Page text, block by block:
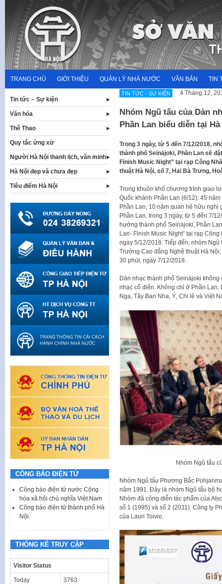
content
TRANG CHỦ GIỚI THIỆU QUẢN LÝ NHÀ NƯỚC VĂN BẢN TIN
TIN TỨC - SỰ KIỆN 4 Tháng 12,
Nhóm Ngũ tấu của Dàn
Phần Lan biểu diễn tại
Trong 3 ngày, từ 5 đến 7/12/2018,
thành phố Seinäjoki, Phần Lan sẽ
Finish Music Night” tại rạp Công
thuật Hà Nội, số 7, Hai Bà Trưng,
Trong khuôn khổ chương trình giao
Quốc khánh Phần Lan (6/12); 45
Phần Lan; 10 năm quan hệ hữu nghị
Phần Lan, trong 3 ngày, từ 5 đến 7/
hưởng thành phố Seinäjoki, Phần
Lan- Finish Music Night” tại rạp
ngày 5/12/2018. Tiếp đến, nhóm
Trường Cao đẳng Nghệ thuật Hà
30 phút, ngày 7/12/2018.
Dàn nhạc thành phố Seinäjoki
nhạc cổ điển. Không chỉ ở Phần
Nga, Tây Ban Nha, Ý, Chi lê và Việt
Nhóm Ngũ tấu
Nhóm Ngũ tấu Phương Bắc
năm 1991. Đây là nhóm Ngũ tấu bộ
Nhóm đã công diễn tác phẩm của
số 1 (1995) và số 2 (2011). Công ty
của Lauri Toivio.
Tin tức – Sự kiện
Văn hóa
Thể Thao
Quy tắc ứng xử
Người Hà Nội thanh lịch, văn minh
Hà Nội đẹp và chưa đẹp
Tiêu điểm Hà Nội
CÔNG BÁO ĐIỆN TỬ
Công báo điện tử nước Cộng
hòa xã hội chủ nghĩa Việt Nam
Công báo điện tử thành phố Hà
Nội
THỐNG KÊ TRUY CẬP
Visitor Status
Today 3763